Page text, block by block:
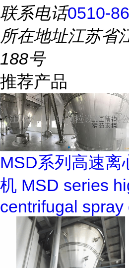
联系电话0510-
所在地址江苏省
188号
推荐产品
MSD系列高速离
机 MSD series
centrifugal spray